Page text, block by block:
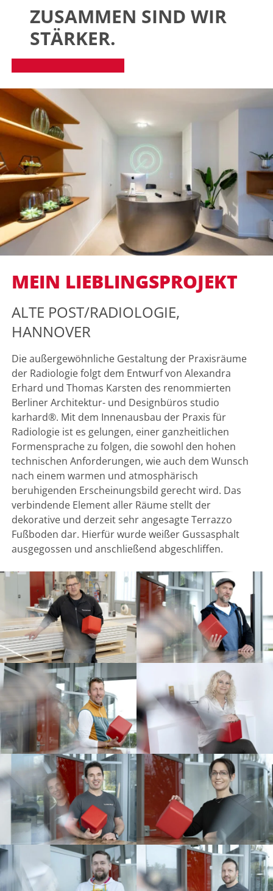
ZUSAMMEN SIND WIR
STÄRKER.
MEIN LIEBLINGSPROJEKT
ALTE POST/RADIOLOGIE,
HANNOVER
Die außergewöhnliche Gestaltung der Praxisräume
der Radiologie folgt dem Entwurf von Alexandra
Erhard und Thomas Karsten des renommierten
Berliner Architektur- und Designbüros studio
karhard®. Mit dem Innenausbau der Praxis für
Radiologie ist es gelungen, einer ganzheitlichen
Formensprache zu folgen, die sowohl den hohen
technischen Anforderungen, wie auch dem Wunsch
nach einem warmen und atmosphärisch
beruhigenden Erscheinungsbild gerecht wird. Das
verbindende Element aller Räume stellt der
dekorative und derzeit sehr angesagte Terrazzo
Fußboden dar. Hierfür wurde weißer Gussasphalt
ausgegossen und anschließend abgeschliffen.